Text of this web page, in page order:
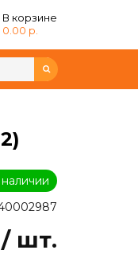
В корзине
0.00 р.
шт.